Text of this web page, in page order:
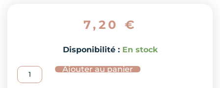
7,20 €
Disponibilité : En stock
Mètre
Ajouter au panier